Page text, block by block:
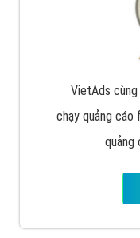
VietAds
chạy quảng cáo
quảng